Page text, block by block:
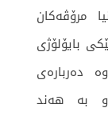
مرۆڤەکان
بایۆلۆژی
دەربارەی
و بە هەند